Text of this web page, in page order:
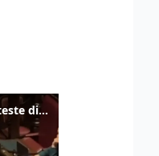
Delmastro, negato l'uso delle chat: le proteste di Avs e M5s